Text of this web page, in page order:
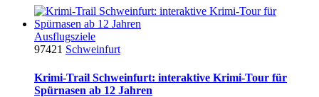
Ausflugsziele
97421 Schweinfurt
Krimi-Trail Schweinfurt: interaktive Krimi-Tour für
Spürnasen ab 12 Jahren